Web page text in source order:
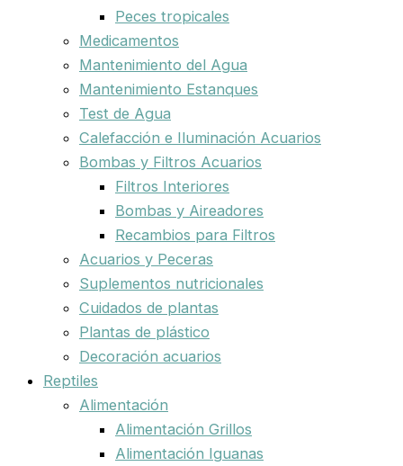
Peces tropicales
Medicamentos
Mantenimiento del Agua
Mantenimiento Estanques
Test de Agua
Calefacción e Iluminación Acuarios
Bombas y Filtros Acuarios
Filtros Interiores
Bombas y Aireadores
Recambios para Filtros
Acuarios y Peceras
Suplementos nutricionales
Cuidados de plantas
Plantas de plástico
Decoración acuarios
Reptiles
Alimentación
Alimentación Grillos
Alimentación Iguanas